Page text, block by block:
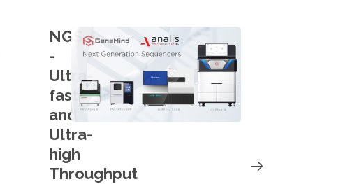
NGS
-
Ultra-
fast
and
Ultra-
high
Throughput